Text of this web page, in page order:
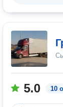
5.0 10